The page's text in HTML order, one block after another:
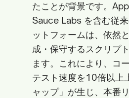
たことが背景です。
Sauce Labs を含む従
ットフォームは、依然
成・保守するスクリプ
ます。これにより、コ
テスト速度を10倍以上
ャップ」が生じ、本番